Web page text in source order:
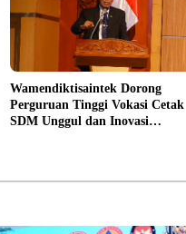
Wamendiktisaintek Dorong
Perguruan Tinggi Vokasi Cetak
SDM Unggul dan Inovasi